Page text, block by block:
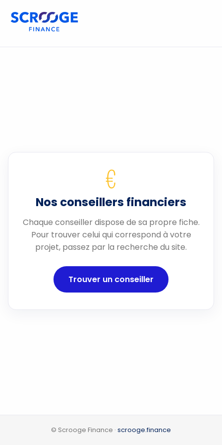
€
Nos conseillers financiers
Chaque conseiller dispose de sa propre fiche.
Pour trouver celui qui correspond à votre
projet, passez par la recherche du site.
Trouver un conseiller
© Scrooge Finance · scrooge.finance